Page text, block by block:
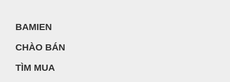
BAMIEN
CHÀO BÁN
TÌM MUA